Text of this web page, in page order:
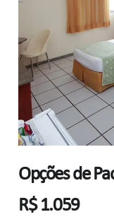
Opções de
R$ 1.059